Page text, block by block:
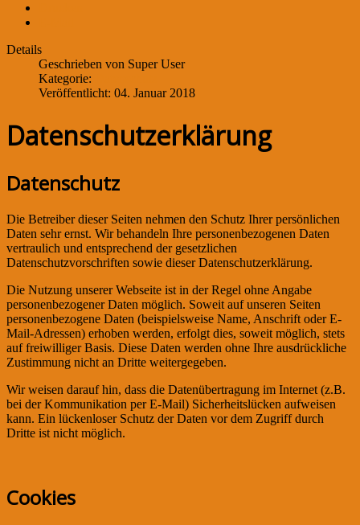
Details
Geschrieben von Super User
Kategorie:
Veröffentlicht: 04. Januar 2018
Datenschutzerklärung
Datenschutz
Die Betreiber dieser Seiten nehmen den Schutz Ihrer persönlichen
Daten sehr ernst. Wir behandeln Ihre personenbezogenen Daten
vertraulich und entsprechend der gesetzlichen
Datenschutzvorschriften sowie dieser Datenschutzerklärung.
Die Nutzung unserer Webseite ist in der Regel ohne Angabe
personenbezogener Daten möglich. Soweit auf unseren Seiten
personenbezogene Daten (beispielsweise Name, Anschrift oder E-
Mail-Adressen) erhoben werden, erfolgt dies, soweit möglich, stets
auf freiwilliger Basis. Diese Daten werden ohne Ihre ausdrückliche
Zustimmung nicht an Dritte weitergegeben.
Wir weisen darauf hin, dass die Datenübertragung im Internet (z.B.
bei der Kommunikation per E-Mail) Sicherheitslücken aufweisen
kann. Ein lückenloser Schutz der Daten vor dem Zugriff durch
Dritte ist nicht möglich.
Cookies